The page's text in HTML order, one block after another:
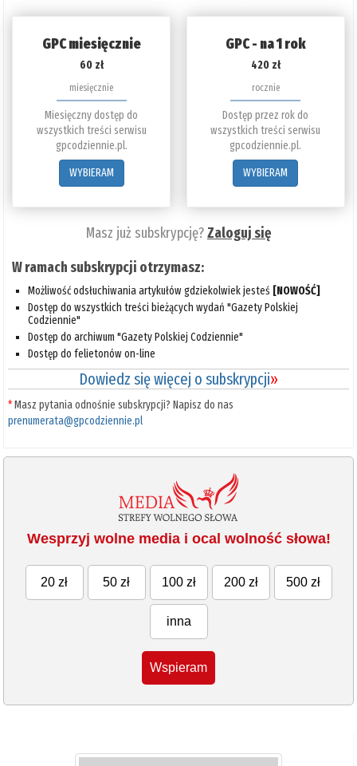
GPC miesięcznie
60 zł
miesięcznie
Miesięczny dostęp do
wszystkich treści serwisu
gpcodziennie.pl.
WYBIERAM
GPC - na 1 rok
420 zł
rocznie
Dostęp przez rok do
wszystkich treści serwisu
gpcodziennie.pl.
WYBIERAM
Masz już subskrypcję?Zaloguj się
W ramach subskrypcji otrzymasz:
Możliwość odsłuchiwania artykułów gdziekolwiek jesteś [NOWOŚĆ]
Dostęp do wszystkich treści bieżących wydań "Gazety Polskiej
Codziennie"
Dostęp do archiwum "Gazety Polskiej Codziennie"
Dostęp do felietonów on-line
Dowiedz się więcej o subskrypcji»
*Masz pytania odnośnie subskrypcji? Napisz do nas
prenumerata@gpcodziennie.pl
Wesprzyj wolne media i ocal wolność słowa!
20 zł 50 zł 100 zł 200 zł 500 zł
inna
Wspieram